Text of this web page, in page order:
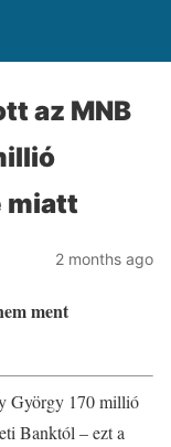
az MNB
miatt
2 months ago
ment
György 170 millió
Banktól – ezt a